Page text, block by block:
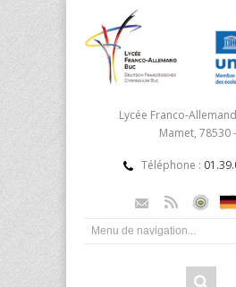
Lycée Franco-
Mamet, 78530 -
Téléphone :